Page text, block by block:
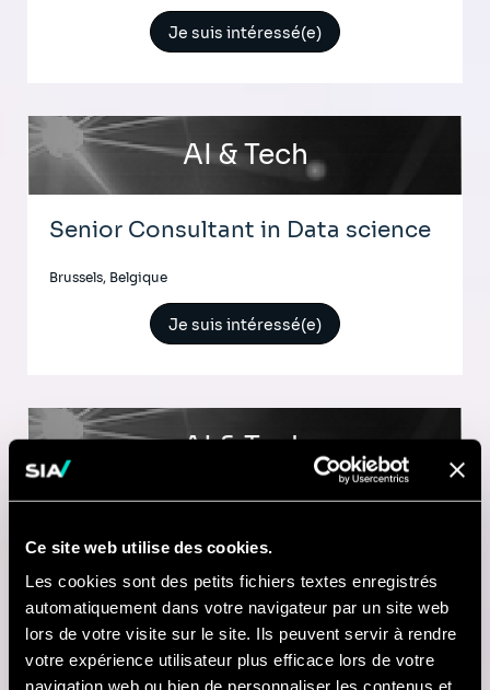
Ce site web utilise des cookies.
Les cookies sont des petits fichiers textes enregistrés
automatiquement dans votre navigateur par un site web
lors de votre visite sur le site. Ils peuvent servir à rendre
votre expérience utilisateur plus efficace lors de votre
navigation web ou bien de personnaliser les contenus et
Je suis intéressé(e)
AI & Tech
Senior Consultant in Data science
Brussels, Belgique
Je suis intéressé(e)
AI & Tech
Je suis intéressé(e)